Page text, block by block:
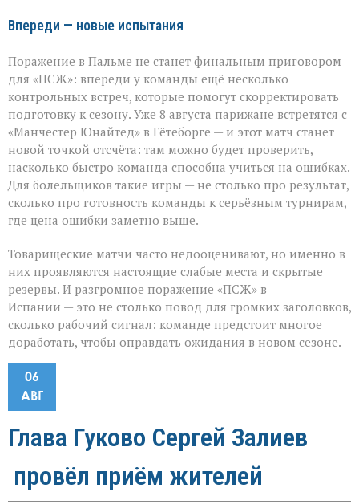
Впереди — новые испытания
Поражение в Пальме не станет финальным приговором
для «ПСЖ»: впереди у команды ещё несколько
контрольных встреч, которые помогут скорректировать
подготовку к сезону. Уже 8 августа парижане встретятся с
«Манчестер Юнайтед» в Гётеборге — и этот матч станет
новой точкой отсчёта: там можно будет проверить,
насколько быстро команда способна учиться на ошибках.
Для болельщиков такие игры — не столько про результат,
сколько про готовность команды к серьёзным турнирам,
где цена ошибки заметно выше.
Товарищеские матчи часто недооценивают, но именно в
них проявляются настоящие слабые места и скрытые
резервы. И разгромное поражение «ПСЖ» в
Испании — это не столько повод для громких заголовков,
сколько рабочий сигнал: команде предстоит многое
доработать, чтобы оправдать ожидания в новом сезоне.
06
АВГ
Глава Гуково Сергей Залиев
провёл приём жителей